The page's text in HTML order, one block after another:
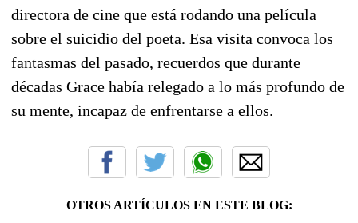
directora de cine que está rodando una película
sobre el suicidio del poeta. Esa visita convoca los
fantasmas del pasado, recuerdos que durante
décadas Grace había relegado a lo más profundo de
su mente, incapaz de enfrentarse a ellos.
OTROS ARTÍCULOS EN ESTE BLOG: